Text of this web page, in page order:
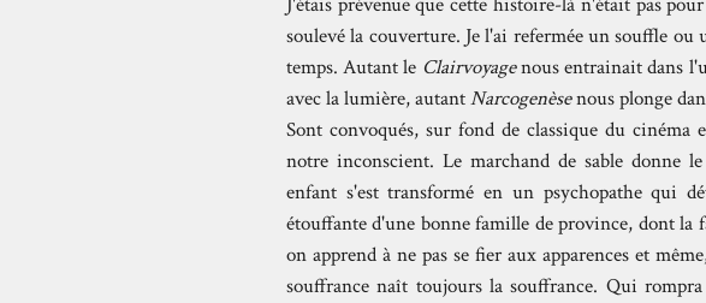
soulevé la couverture. Je l'ai refermée un souffle
temps. Autant le Clairvoyagenous entrainait dans
avec la lumière, autantNarcogenèsenous plonge
Sont convoqués, sur fond de classique du cinéma
notre inconscient. Le marchand de sable donne
enfant s'est transformé en un psychopathe qui
étouffante d'une bonne famille de province, dont la
on apprend à ne pas se fier aux apparences et
souffrance naît toujours la souffrance. Qui